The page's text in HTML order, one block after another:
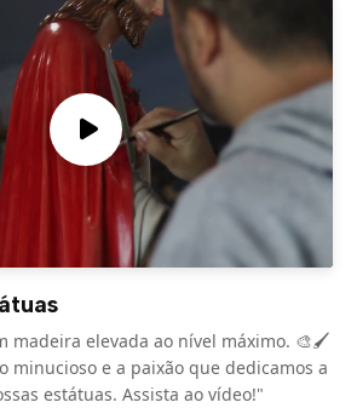
madeira elevada ao nível máximo. 🎨🖌️
minucioso e a paixão que dedicamos a
estátuas. Assista ao vídeo!"